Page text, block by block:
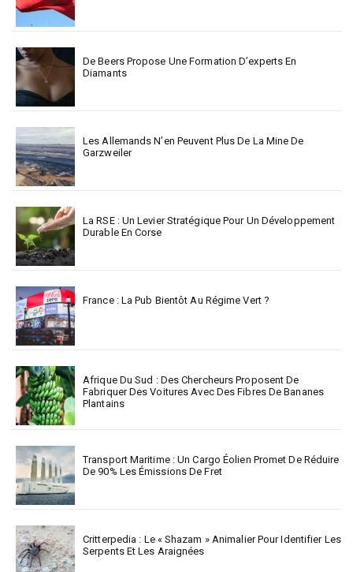
De Beers Propose Une Formation D’experts En
Diamants
Les Allemands N’en Peuvent Plus De La Mine De
Garzweiler
La RSE : Un Levier Stratégique Pour Un Développement
Durable En Corse
France : La Pub Bientôt Au Régime Vert ?
Afrique Du Sud : Des Chercheurs Proposent De
Fabriquer Des Voitures Avec Des Fibres De Bananes
Plantains
Transport Maritime : Un Cargo Éolien Promet De Réduire
De 90% Les Émissions De Fret
Critterpedia : Le « Shazam » Animalier Pour Identifier Les
Serpents Et Les Araignées